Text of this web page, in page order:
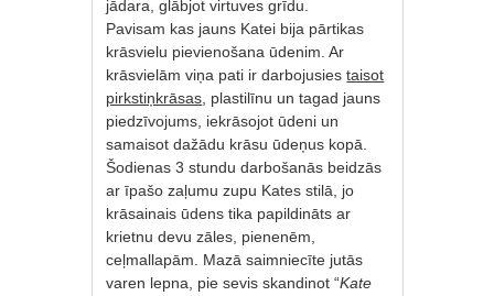
jādara, glābjot virtuves grīdu.
Pavisam kas jauns Katei bija pārtikas
krāsvielu pievienošana ūdenim. Ar
krāsvielām viņa pati ir darbojusiestaisot
pirkstiņkrāsas , plastilīnu un tagad jauns
piedzīvojums, iekrāsojot ūdeni un
samaisot dažādu krāsu ūdeņus kopā.
Šodienas 3 stundu darbošanās beidzās
ar īpašo zaļumu zupu Kates stilā, jo
krāsainais ūdens tika papildināts ar
krietnu devu zāles, pienenēm,
ceļmallapām. Mazā saimniecīte jutās
varen lepna, pie sevis skandinot “Kate